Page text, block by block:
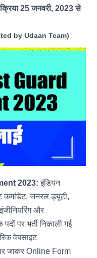
25 जनवरी, 2023 से
by Udaan Team)
2023: इंडियन
कमांडेंट, जनरल ड्यूटी,
और
पर भर्ती निकाली गई
वेबसाइट
जाकर Online Form